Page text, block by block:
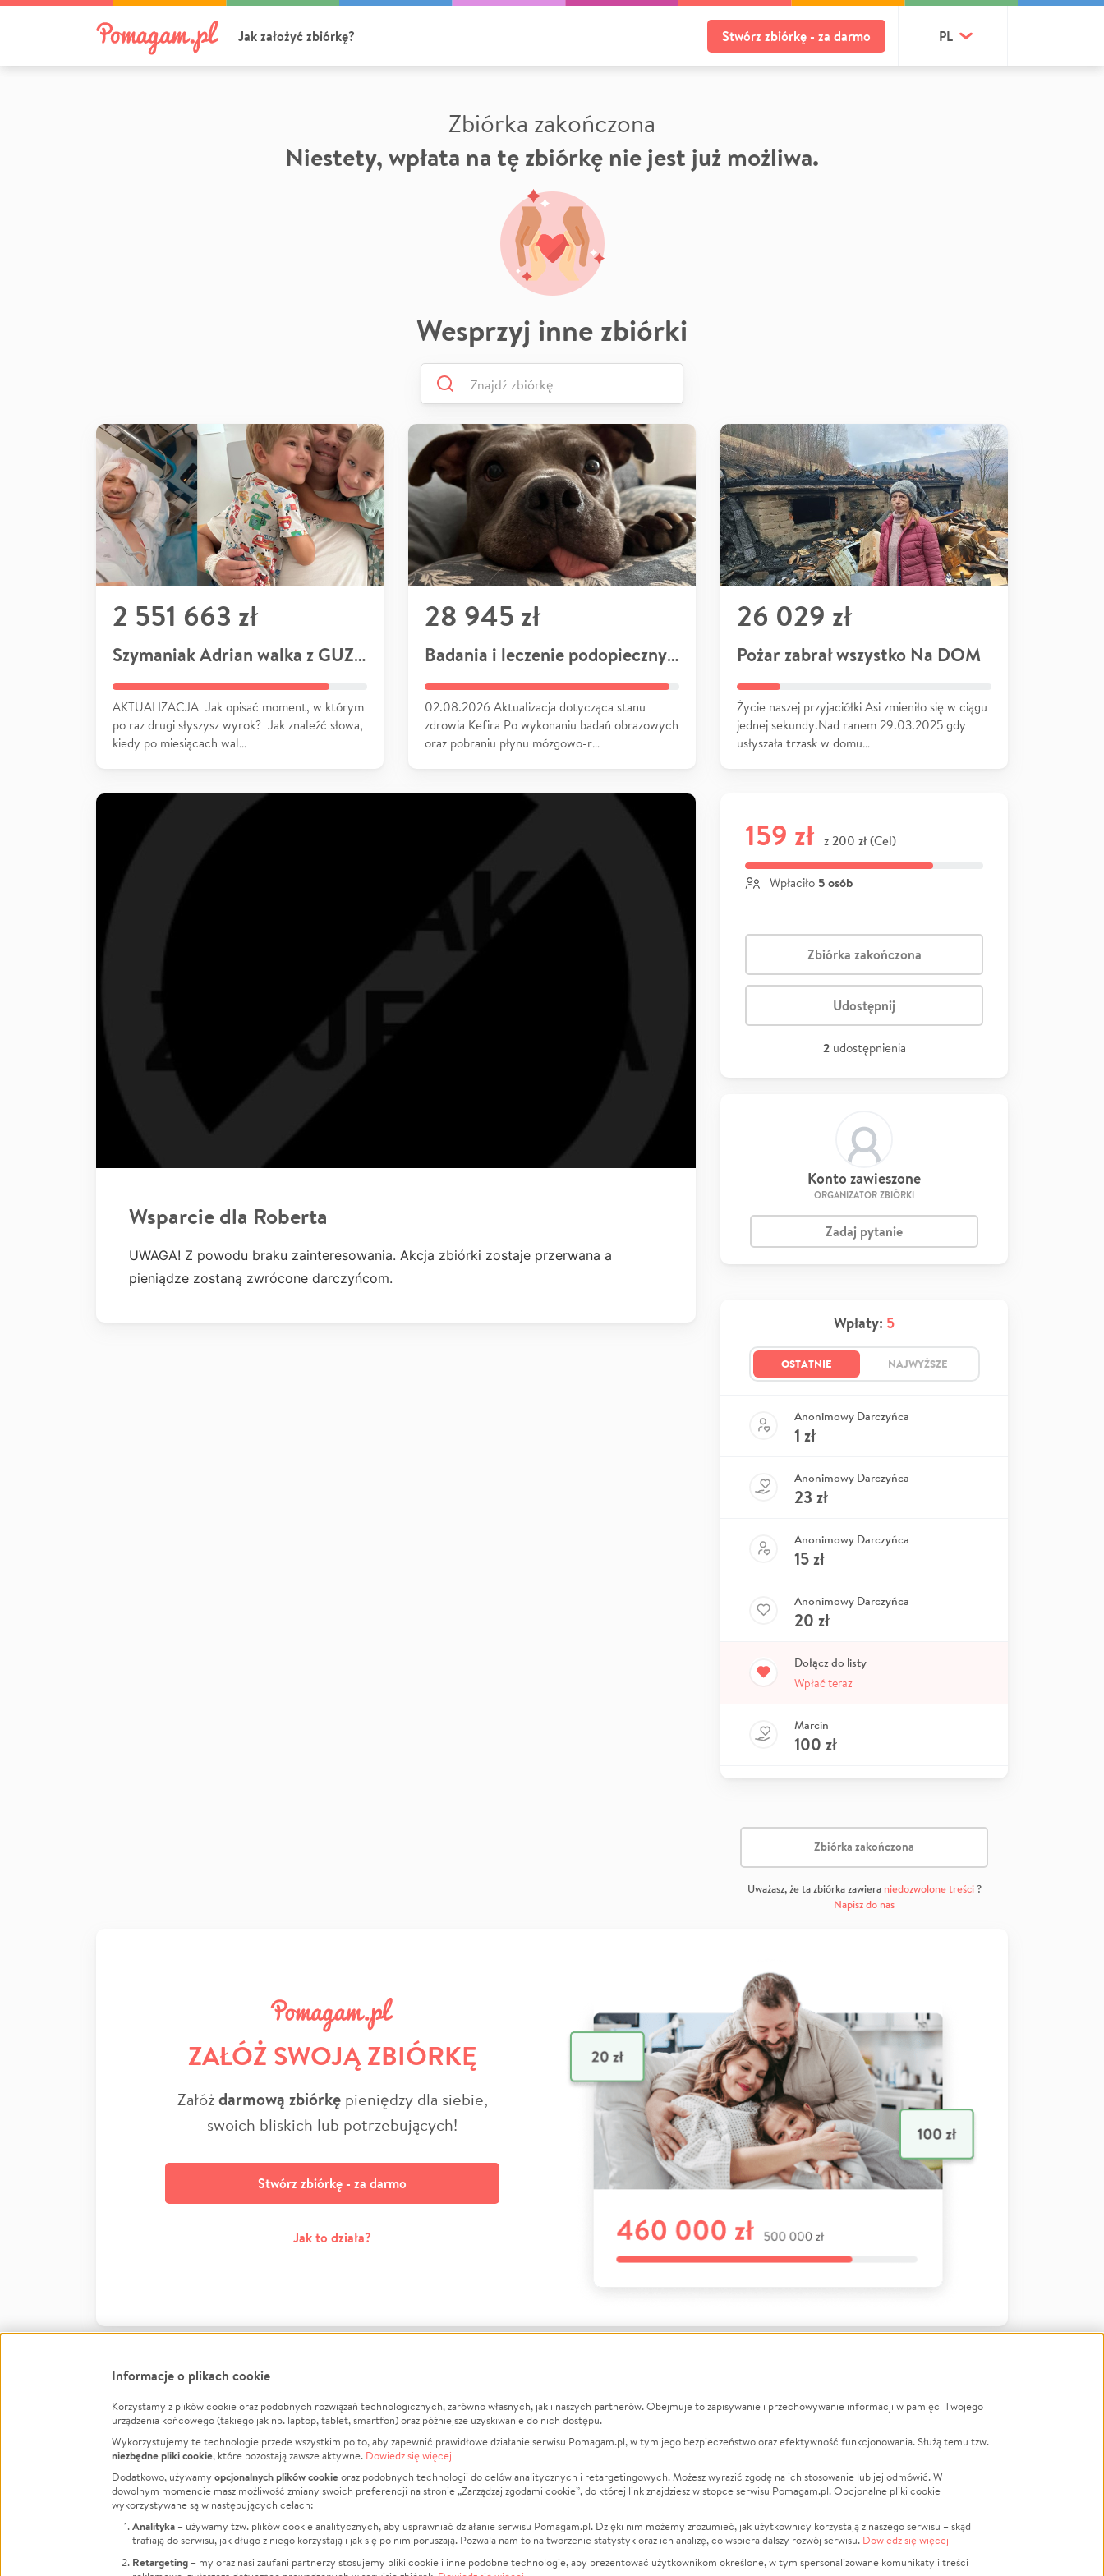
Jak założyć zbiórkę? Stwórz zbiórkę - za darmo PL
Zbiórka zakończona
Niestety, wpłata na tę zbiórkę nie jest już możliwa.
Wesprzyj inne zbiórki
2 551 663 zł
Szymaniak Adrian walka z GUZEM
AKTUALIZACJA Jak opisać moment, w którym
po raz drugi słyszysz wyrok? Jak znaleźć słowa,
kiedy po miesiącach wal…
28 945 zł
Badania i leczenie podopiecznych
02.08.2026 Aktualizacja dotycząca stanu
zdrowia Kefira Po wykonaniu badań obrazowych
oraz pobraniu płynu mózgowo-r…
26 029 zł
Pożar zabrał wszystko Na DOM
Życie naszej przyjaciółki Asi zmieniło się w ciągu
jednej sekundy.Nad ranem 29.03.2025 gdy
usłyszała trzask w domu…
Wsparcie dla Roberta
UWAGA! Z powodu braku zainteresowania. Akcja zbiórki zostaje przerwana a
pieniądze zostaną zwrócone darczyńcom.
159 zł z 200 zł (Cel)
Wpłaciło 5 osób
Zbiórka zakończona
Udostępnij
2 udostępnienia
Konto zawieszone
ORGANIZATOR ZBIÓRKI
Zadaj pytanie
Wpłaty: 5
OSTATNIE NAJWYŻSZE
Anonimowy Darczyńca
1 zł
Anonimowy Darczyńca
23 zł
Anonimowy Darczyńca
15zł
Anonimowy Darczyńca
20 zł
Dołącz do listy
Wpłać teraz
Marcin
100 zł
Zbiórka zakończona
Uważasz, że ta zbiórka zawiera niedozwolone treści?
Napisz do nas
ZAŁÓŻ SWOJĄ ZBIÓRKĘ
Załóżdarmową zbiórkępieniędzy dla siebie,
swoich bliskich lub potrzebujących!
Stwórz zbiórkę - za darmo
Jak to działa?
FacebookTwitter Instagram
LinkedInTikTok Youtube
Informacje
Jak to działa?
Regulamin
Polityka Prywatności
Kontakt
Porównanie serwisów
O nas
Opinie
Raporty
Za darmo
Dla NGO
Fundacja Pomagam.pl
Zbieraj na
Leczenie
Zwierzęta
Pożar
Sport
Pomoc Finansowa
LGBTQ+
Powódź
Wichura
Religia
Edukacja
Informacje o plikach cookie
Korzystamy z plików cookie oraz podobnych rozwiązań technologicznych, zarówno własnych, jak i naszych partnerów. Obejmuje to zapisywanie i przechowywanie informacji w pamięci Twojego
urządzenia końcowego (takiego jak np. laptop, tablet, smartfon) oraz późniejsze uzyskiwanie do nich dostępu.
Wykorzystujemy te technologie przede wszystkim po to, aby zapewnić prawidłowe działanie serwisu Pomagam.pl, w tym jego bezpieczeństwo oraz efektywność funkcjonowania. Służą temu tzw.
niezbędne pliki cookie, które pozostają zawsze aktywne. Dowiedz się więcej
Dodatkowo, używamy opcjonalnych plików cookieoraz podobnych technologii do celów analitycznych i retargetingowych. Możesz wyrazić zgodę na ich stosowanie lub jej odmówić. W
dowolnym momencie masz możliwość zmiany swoich preferencji na stronie „Zarządzaj zgodami cookie”, do której link znajdziesz w stopce serwisu Pomagam.pl. Opcjonalne pliki cookie
wykorzystywane są w następujących celach:
Analityka – używamy tzw. plików cookie analitycznych, aby usprawniać działanie serwisu Pomagam.pl. Dzięki nim możemy zrozumieć, jak użytkownicy korzystają z naszego serwisu – skąd
trafiają do serwisu, jak długo z niego korzystają i jak się po nim poruszają. Pozwala nam to na tworzenie statystyk oraz ich analizę, co wspiera dalszy rozwój serwisu. Dowiedz się więcej
Retargeting – my oraz nasi zaufani partnerzy stosujemy pliki cookie i inne podobne technologie, aby prezentować użytkownikom określone, w tym spersonalizowane komunikaty i treści